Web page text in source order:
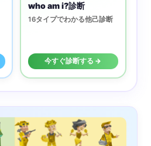
who am i?診断
16タイプでわかる他己診断
今すぐ診断する →